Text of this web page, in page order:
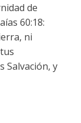
de
60:18:
ni
Salvación, y